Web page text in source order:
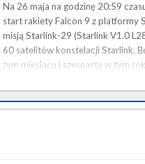
Na 26 maja na godzinę 20:59
start rakiety Falcon 9 z platformy
misją Starlink-29 (Starlink V1.0
60 satelitów konstelacji Starlink.
tym miesiącu i szesnasta w tym
stronie . Starlink to budowana